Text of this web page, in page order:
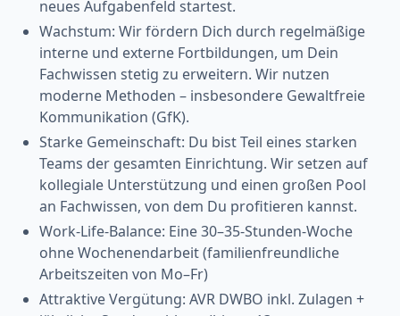
neues Aufgabenfeld startest.
Wachstum: Wir fördern Dich durch regelmäßige
interne und externe Fortbildungen, um Dein
Fachwissen stetig zu erweitern. Wir nutzen
moderne Methoden – insbesondere Gewaltfreie
Kommunikation (GfK).
Starke Gemeinschaft: Du bist Teil eines starken
Teams der gesamten Einrichtung. Wir setzen auf
kollegiale Unterstützung und einen großen Pool
an Fachwissen, von dem Du profitieren kannst.
Work-Life-Balance: Eine 30–35-Stunden-Woche
ohne Wochenendarbeit (familienfreundliche
Arbeitszeiten von Mo–Fr)
Attraktive Vergütung: AVR DWBO inkl. Zulagen +